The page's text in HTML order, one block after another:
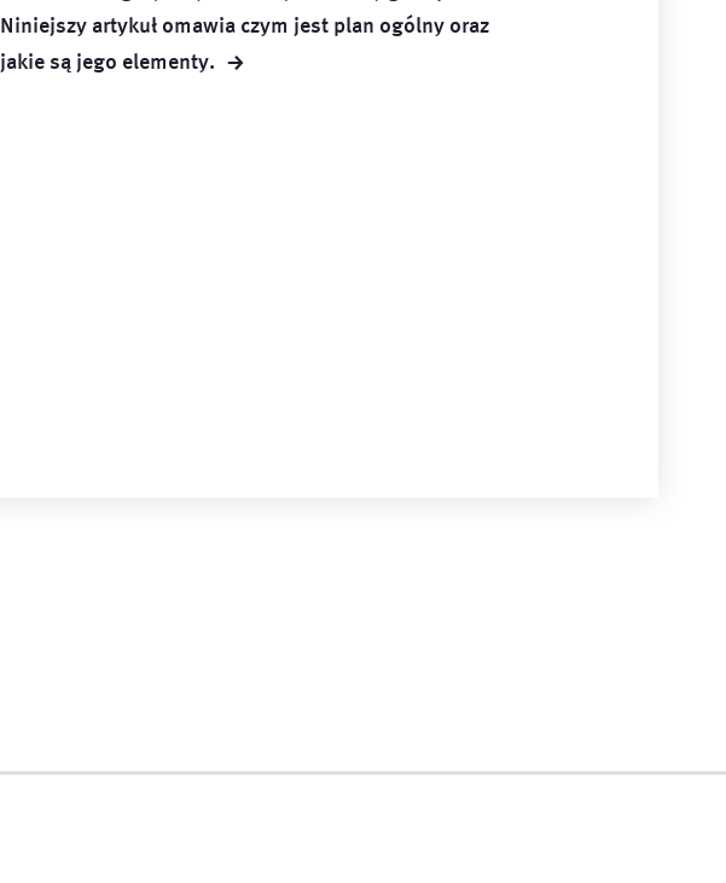
Niniejszy artykuł omawia czym jest plan ogólny oraz
jakie są jego elementy. →